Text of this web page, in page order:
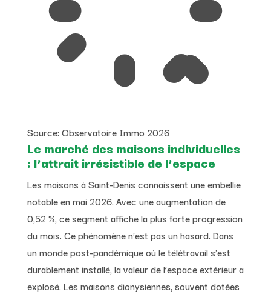
Source: Observatoire Immo 2026
Le marché des maisons individuelles
: l’attrait irrésistible de l’espace
Les maisons à Saint-Denis connaissent une embellie
notable en mai 2026. Avec une augmentation de
0,52 %, ce segment affiche la plus forte progression
du mois. Ce phénomène n’est pas un hasard. Dans
un monde post-pandémique où le télétravail s’est
durablement installé, la valeur de l’espace extérieur a
explosé. Les maisons dionysiennes, souvent dotées